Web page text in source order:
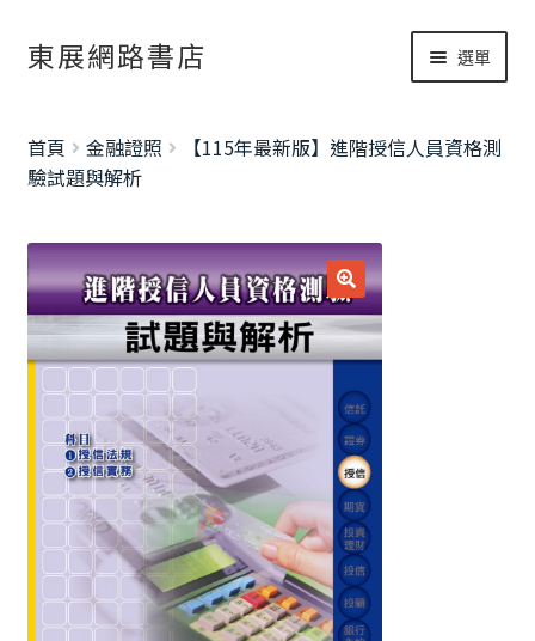
跳
至
覽
列
跳
至
要
內
容
東展網路書店 選單
開
書籍修正
首頁 金融證照
【115年最新版】進階授信人員資格測
驗試題與解析